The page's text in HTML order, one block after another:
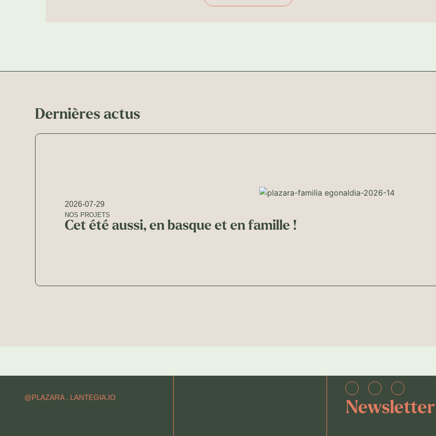
Dernières actus
2026-07-29
NOS PROJETS
Cet été aussi, en basque et en famille !
@PLAZARA . LANTEGIA.IO
Newsletter